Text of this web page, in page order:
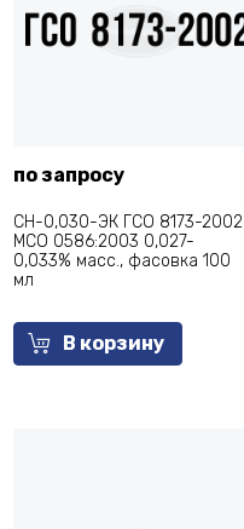
по запросу
СН-0,030-ЭК ГСО 8173-2002
МСО 0586:2003 0,027-
0,033% масс., фасовка 100
мл
В корзину